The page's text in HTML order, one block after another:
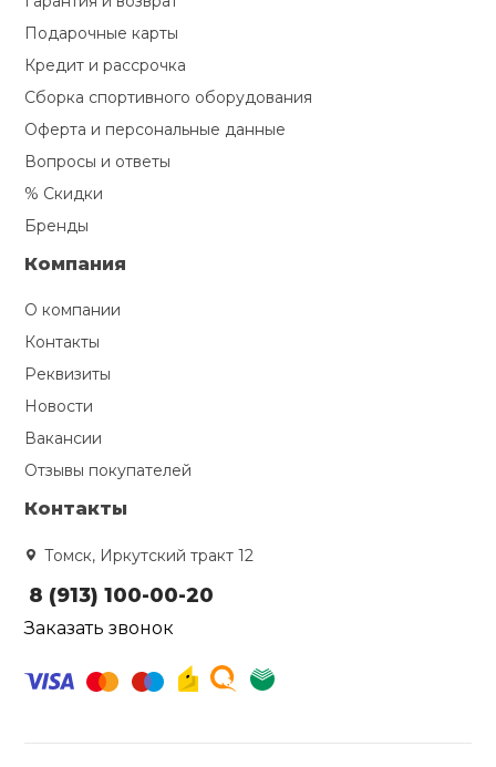
Подарочные карты
Кредит и рассрочка
Сборка спортивного оборудования
Оферта и персональные данные
Вопросы и ответы
% Скидки
Бренды
Компания
О компании
Контакты
Реквизиты
Новости
Вакансии
Отзывы покупателей
Контакты
Томск, Иркутский тракт 12
8 (913) 100-00-20
Заказать звонок